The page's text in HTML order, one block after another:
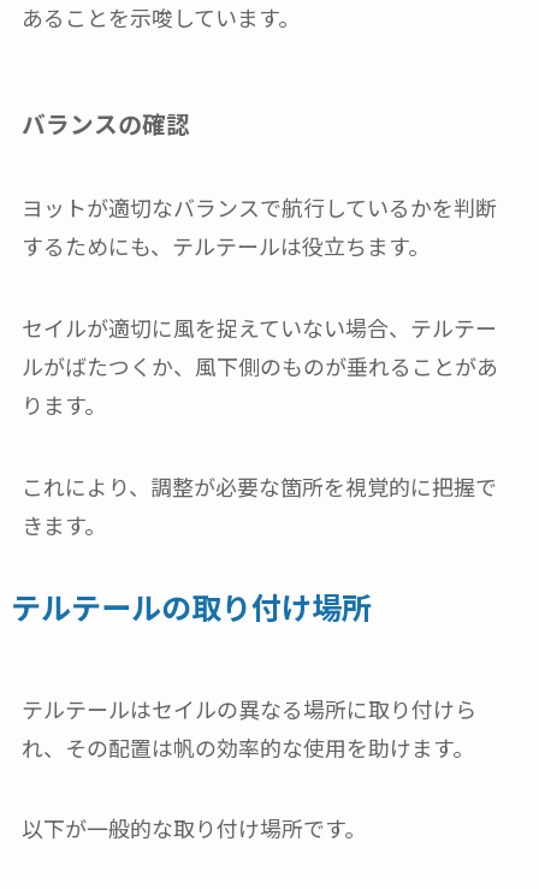
あることを示唆しています。
バランスの確認
ヨットが適切なバランスで航行しているかを判断
するためにも、テルテールは役立ちます。
セイルが適切に風を捉えていない場合、テルテー
ルがばたつくか、風下側のものが垂れることがあ
ります。
これにより、調整が必要な箇所を視覚的に把握で
きます。
テルテールの取り付け場所
テルテールはセイルの異なる場所に取り付けら
れ、その配置は帆の効率的な使用を助けます。
以下が一般的な取り付け場所です。